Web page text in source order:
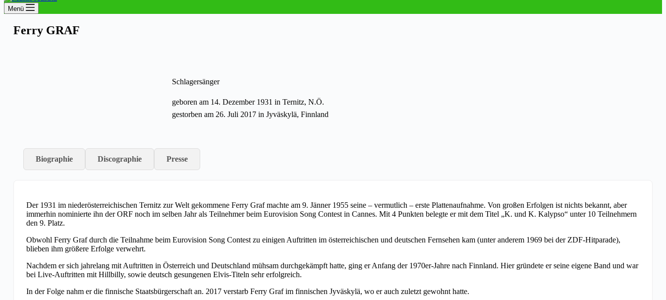
Menü
Ferry GRAF
Schlagersänger
geboren am 14. Dezember 1931 in Ternitz, N.Ö.
gestorben am 26. Juli 2017 in Jyväskylä, Finnland
Biographie Discographie Presse
Der 1931 im niederösterreichischen Ternitz zur Welt gekommene Ferry Graf machte am 9. Jänner 1955 seine – vermutlich – erste Plattenaufnahme. Von großen Erfolgen ist nichts bekannt, aber
immerhin nominierte ihn der ORF noch im selben Jahr als Teilnehmer beim Eurovision Song Contest in Cannes. Mit 4 Punkten belegte er mit dem Titel „K. und K. Kalypso“ unter 10 Teilnehmern
den 9. Platz.
Obwohl Ferry Graf durch die Teilnahme beim Eurovision Song Contest zu einigen Auftritten im österreichischen und deutschen Fernsehen kam (unter anderem 1969 bei der ZDF-Hitparade),
blieben ihm größere Erfolge verwehrt.
Nachdem er sich jahrelang mit Auftritten in Österreich und Deutschland mühsam durchgekämpft hatte, ging er Anfang der 1970er-Jahre nach Finnland. Hier gründete er seine eigene Band und war
bei Live-Auftritten mit Hillbilly, sowie deutsch gesungenen Elvis-Titeln sehr erfolgreich.
In der Folge nahm er die finnische Staatsbürgerschaft an. 2017 verstarb Ferry Graf im finnischen Jyväskylä, wo er auch zuletzt gewohnt hatte.